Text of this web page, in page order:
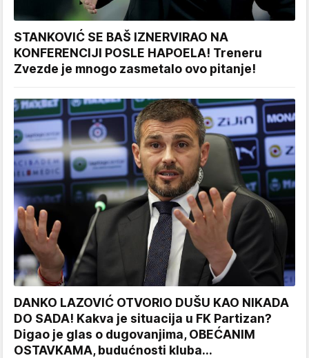
STANKOVIĆ SE BAŠ IZNERVIRAO NA
KONFERENCIJI POSLE HAPOELA! Treneru
Zvezde je mnogo zasmetalo ovo pitanje!
DANKO LAZOVIĆ OTVORIO DUŠU KAO NIKADA
DO SADA! Kakva je situacija u FK Partizan?
Digao je glas o dugovanjima, OBEĆANIM
OSTAVKAMA, budućnosti kluba...